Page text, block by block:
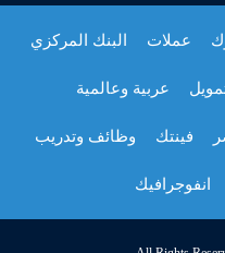
عملات البنك المركزي
عربية وعالمية
فينتك وظائف وتدريب
انفوجرافيك